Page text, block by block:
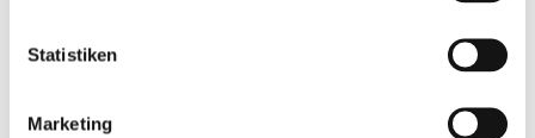
Statistiken
Marketing
Street
House number